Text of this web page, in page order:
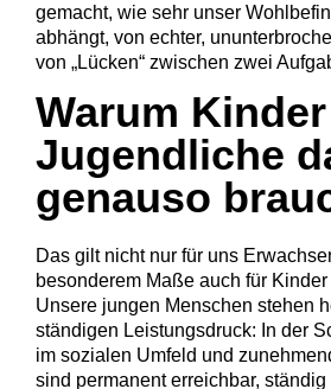
gemacht, wie sehr unser
abhängt, von echter,
von „Lücken“ zwischen zwei
Warum
Jugendliche
genauso
Das gilt nicht nur für uns
besonderem Maße auch für
Unsere jungen Menschen stehen
ständigen Leistungsdruck: In der
im sozialen Umfeld und
sind permanent erreichbar, ständig